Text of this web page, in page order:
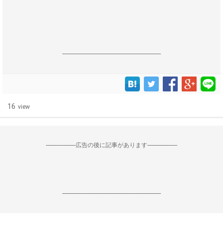
------------------------------------------------------------------
16 view
--------------------広告の後に記事があります--------------------
------------------------------------------------------------------